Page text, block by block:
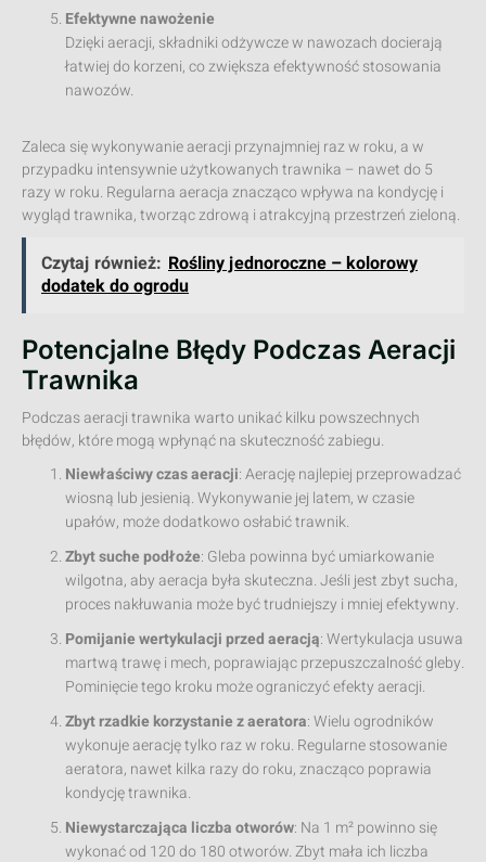
Efektywne nawożenie
Dzięki aeracji, składniki odżywcze w nawozach docierają
łatwiej do korzeni, co zwiększa efektywność stosowania
nawozów.
Zaleca się wykonywanie aeracji przynajmniej raz w roku, a w
przypadku intensywnie użytkowanych trawnika – nawet do 5
razy w roku. Regularna aeracja znacząco wpływa na kondycję i
wygląd trawnika, tworząc zdrową i atrakcyjną przestrzeń zieloną.
Czytaj również: Rośliny jednoroczne – kolorowy
dodatek do ogrodu
Potencjalne Błędy Podczas Aeracji
Trawnika
Podczas aeracji trawnika warto unikać kilku powszechnych
błędów, które mogą wpłynąć na skuteczność zabiegu.
Niewłaściwy czas aeracji: Aerację najlepiej przeprowadzać
wiosną lub jesienią. Wykonywanie jej latem, w czasie
upałów, może dodatkowo osłabić trawnik.
Zbyt suche podłoże: Gleba powinna być umiarkowanie
wilgotna, aby aeracja była skuteczna. Jeśli jest zbyt sucha,
proces nakłuwania może być trudniejszy i mniej efektywny.
Pomijanie wertykulacji przed aeracją: Wertykulacja usuwa
martwą trawę i mech, poprawiając przepuszczalność gleby.
Pominięcie tego kroku może ograniczyć efekty aeracji.
Zbyt rzadkie korzystanie z aeratora: Wielu ogrodników
wykonuje aerację tylko raz w roku. Regularne stosowanie
aeratora, nawet kilka razy do roku, znacząco poprawia
kondycję trawnika.
Niewystarczająca liczba otworów: Na 1 m² powinno się
wykonać od 120 do 180 otworów. Zbyt mała ich liczba